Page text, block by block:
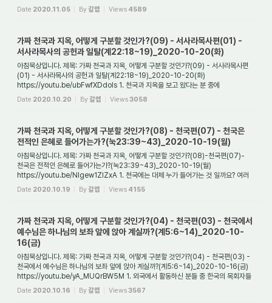
토마스주남여사는 1996년 2월부터 천국...
Date 2020.11.05 By갈렙 Views 4589
가짜 천국과 지옥, 어떻게 구분할 것인가?(09) - 서사라목사편(01) -
서사라목사의 공헌과 일탈(계22:18~19)_2020-10-20(화)
아침묵상입니다. 제목: 가짜 천국과 지옥, 어떻게 구분할 것인가?(09) - 서사라목사편
(01) - 서사라목사의 공헌과 일탈(계22:18~19)_2020-10-20(화)
https://youtu.be/ubFwfXDdols 1. 천국과 지옥을 보고 왔다는 분 중에
서사라목사는 어떤 분인가요? 서사라(...
Date 2020.10.20 By갈렙 Views3058
가짜 천국과 지옥, 어떻게 구분할 것인가?(08) - 천국편(07) - 천국은
전적인 은혜로 들어가는가?(눅23:39~43)_2020-10-19(월)
아침묵상입니다. 제목: 가짜 천국과 지옥, 어떻게 구분할 것인가?(08)-천국편(07)-
천국은 전적인 은혜로 들어가는가?(눅23:39~43)_2020-10-19(월)
https://youtu.be/NIgew1ZlZxA 1. 천국에는 대체 누가 들어가는 것 일까요? 여러
사람들이 천국과 지옥에 갔다...
Date 2020.10.19 By갈렙 Views 4155
가짜 천국과 지옥, 어떻게 구분할 것인가?(04) - 천국편(03) - 천국에서
예수님은 하나님의 보좌 앞에 앉아 계실까?(계5:6~14)_2020-10-
16(금)
아침묵상입니다. 제목: 가짜 천국과 지옥, 어떻게 구분할 것인가?(04) - 천국편(03) -
천국에서 예수님은 하나님의 보좌 앞에 앉아 계실까?(계5:6~14)_2020-10-16(금)
https://youtu.be/yA_MUQrBW5M 1. 외국에서 활동하신 분들 중 한국의 목회자들
중에 가짜 ...
Date 2020.10.16 By갈렙 Views3567